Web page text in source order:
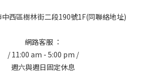
西區樹林街二段190號1F(同聯絡地址)
網路客服 ：
/ 11:00 am - 5:00 pm /
週六與週日固定休息